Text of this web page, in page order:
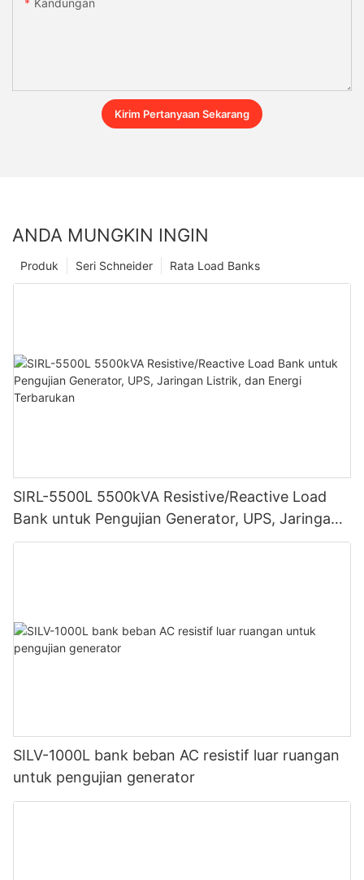
Kandungan
Kirim Pertanyaan Sekarang
ANDA MUNGKIN INGIN
Rata Load Banks
Seri Schneider
Produk
SIRL-5500L 5500kVA Resistive/Reactive Load
Bank untuk Pengujian Generator, UPS, Jaringan
Listrik, dan Energi Terbarukan
SILV-1000L bank beban AC resistif luar ruangan
untuk pengujian generator